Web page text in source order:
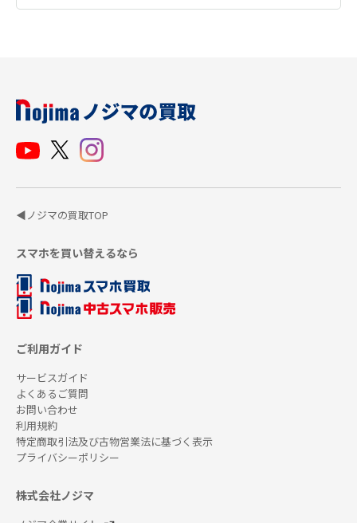
◀ノジマの買取TOP
スマホを買い替えるなら
ご利用ガイド
サービスガイド
よくあるご質問
お問い合わせ
利用規約
特定商取引法及び古物営業法に基づく表示
プライバシーポリシー
株式会社ノジマ